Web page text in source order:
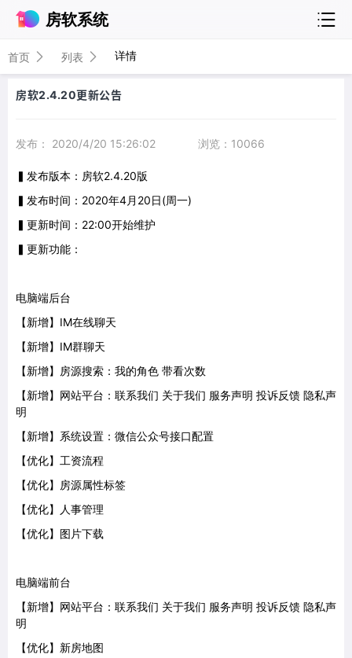
房软系统
首页 列表 详情
房软2.4.20更新公告
发布： 2020/4/20 15:26:02 浏览：10066
▍发布版本：房软2.4.20版
▍发布时间：2020年4月20日(周一)
▍更新时间：22:00开始维护
▍更新功能：
电脑端后台
【新增】IM在线聊天
【新增】IM群聊天
【新增】房源搜索：我的角色 带看次数
【新增】网站平台：联系我们 关于我们 服务声明 投诉反馈 隐私声
明
【新增】系统设置：微信公众号接口配置
【优化】工资流程
【优化】房源属性标签
【优化】人事管理
【优化】图片下载
电脑端前台
【新增】网站平台：联系我们 关于我们 服务声明 投诉反馈 隐私声
明
【优化】新房地图